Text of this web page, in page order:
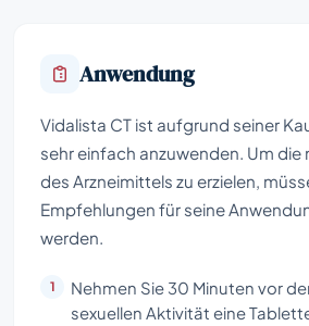
Anwendung
Vidalista CT ist aufgrund seiner
sehr einfach anzuwenden. Um die
des Arzneimittels zu erzielen,
Empfehlungen für seine
werden.
Nehmen Sie 30 Minuten vor
sexuellen Aktivität eine